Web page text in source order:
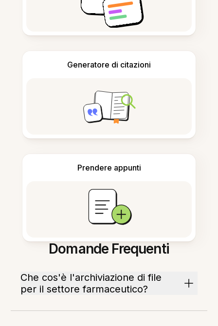
Generatore di citazioni
Prendere appunti
Domande Frequenti
Che cos'è l'archiviazione di file
per il settore farmaceutico?